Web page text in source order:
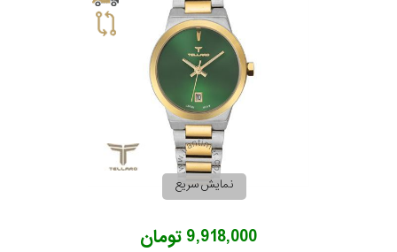
نمایش سریع
9,918,000 تومان